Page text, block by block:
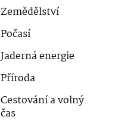
Zemědělství
Počasí
Jaderná energie
Příroda
Cestování a volný
čas